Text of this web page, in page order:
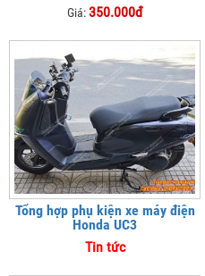
Giá:350.000đ
Tổng hợp phụ kiện xe máy điện
Honda UC3
Tin tức